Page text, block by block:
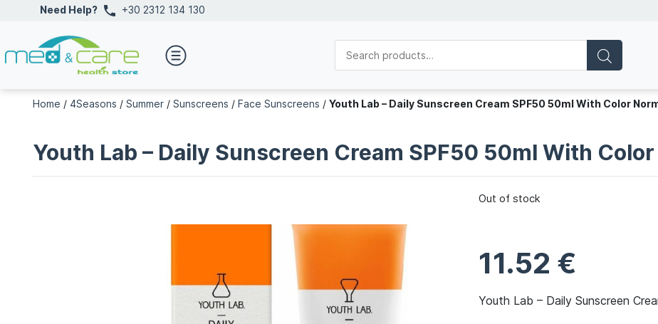
Need Help? +30 2312 134 130
Home / 4Seasons / Summer/ Sunscreens / Face Sunscreens / Youth Lab – Daily Sunscreen Cream SPF50 50ml With Color
Youth Lab – Daily Sunscreen Cream SPF50 50ml With
11.52 €
Youth Lab – Daily Sunscreen
Out of stock